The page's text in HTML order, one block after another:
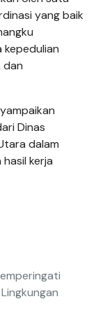
yang baik
kepedulian
dan
Dinas
dalam
kerja